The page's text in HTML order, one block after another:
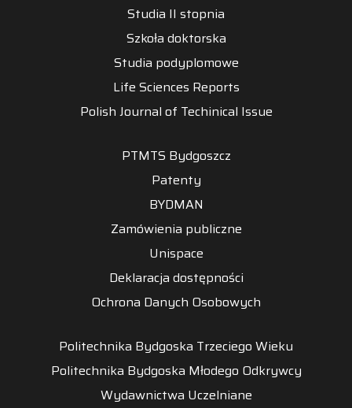
Studia II stopnia
Szkoła doktorska
Studia podyplomowe
Life Sciences Reports
Polish Journal of Techinical Issue
PTMTS Bydgoszcz
Patenty
BYDMAN
Zamówienia publiczne
Unispace
Deklaracja dostępności
Ochrona Danych Osobowych
Politechnika Bydgoska Trzeciego Wieku
Politechnika Bydgoska Młodego Odkrywcy
Wydawnictwa Uczelniane